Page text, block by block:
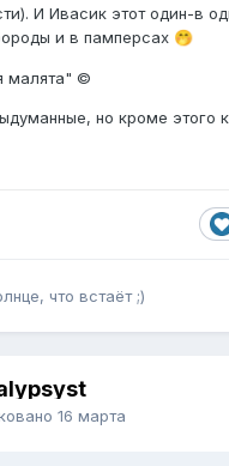
И Ивасик этот один-в
и в памперсах 🤭
малята" ©
но кроме этого
что встаёт ;)
16 марта